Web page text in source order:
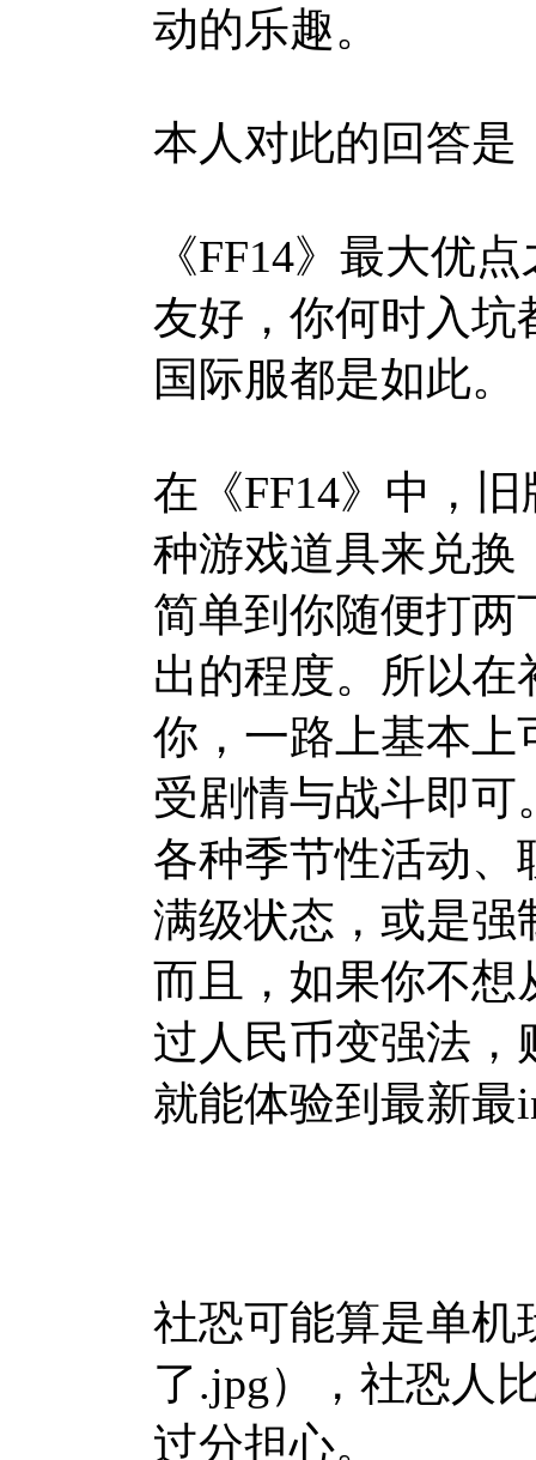
动的乐趣。
本人对此的回答是
《FF14》最大优
友好，你何时入坑
国际服都是如此。
在《FF14》中，
种游戏道具来兑换
简单到你随便打两
出的程度。所以
你，一路上基本上
受剧情与战斗即可
各种季节性活动、
满级状态，或是强
而且，如果你不想
过人民币变强法，
就能体验到最新最
社恐可能算是单机
了.jpg），社恐人
过分担心。